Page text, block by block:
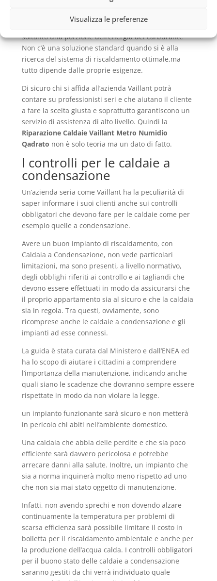
Visualizza le preferenze
Il potere calorifico inferiore pertanto contiene
soltanto una porzione dell’energia del carburante
Non c’è una soluzione standard quando si è alla
ricerca del sistema di riscaldamento ottimale,ma
tutto dipende dalle proprie esigenze.
Di sicuro chi si affida all’azienda Vaillant potrà
contare su professionisti seri e che aiutano il cliente
a fare la scelta giusta e soprattutto garantiscono un
servizio di assistenza di alto livello. Quindi la
Riparazione Caldaie Vaillant Metro Numidio
Qadrato non è solo teoria ma un dato di fatto.
I controlli per le caldaie a
condensazione
Un’azienda seria come Vaillant ha la peculiarità di
saper informare i suoi clienti anche sui controlli
obbligatori che devono fare per le caldaie come per
esempio quelle a condensazione.
Avere un buon impianto di riscaldamento, con
Caldaia a Condensazione, non vede particolari
limitazioni, ma sono presenti, a livello normativo,
degli obblighi riferiti ai controllo e ai tagliandi che
devono essere effettuati in modo da assicurarsi che
il proprio appartamento sia al sicuro e che la caldaia
sia in regola. Tra questi, ovviamente, sono
ricomprese anche le caldaie a condensazione e gli
impianti ad esse connessi.
La guida è stata curata dal Ministero e dall’ENEA ed
ha lo scopo di aiutare i cittadini a comprendere
l’importanza della manutenzione, indicando anche
quali siano le scadenze che dovranno sempre essere
rispettate in modo da non violare la legge.
un impianto funzionante sarà sicuro e non metterà
in pericolo chi abiti nell’ambiente domestico.
Una caldaia che abbia delle perdite e che sia poco
efficiente sarà davvero pericolosa e potrebbe
arrecare danni alla salute. Inoltre, un impianto che
sia a norma inquinerà molto meno rispetto ad uno
che non sia mai stato oggetto di manutenzione.
Infatti, non avendo sprechi e non dovendo alzare
continuamente la temperatura per problemi di
scarsa efficienza sarà possibile limitare il costo in
bolletta per il riscaldamento ambientale e anche per
la produzione dell’acqua calda. I controlli obbligatori
per il buono stato delle caldaie a condensazione
saranno gestiti da chi verrà individuato quale